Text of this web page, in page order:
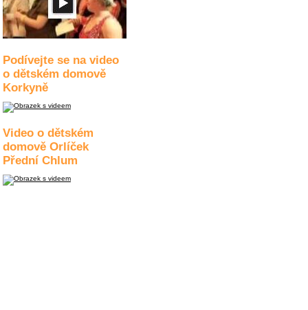
Podívejte se na video
o dětském domově
Korkyně
Video o dětském
domově Orlíček
Přední Chlum